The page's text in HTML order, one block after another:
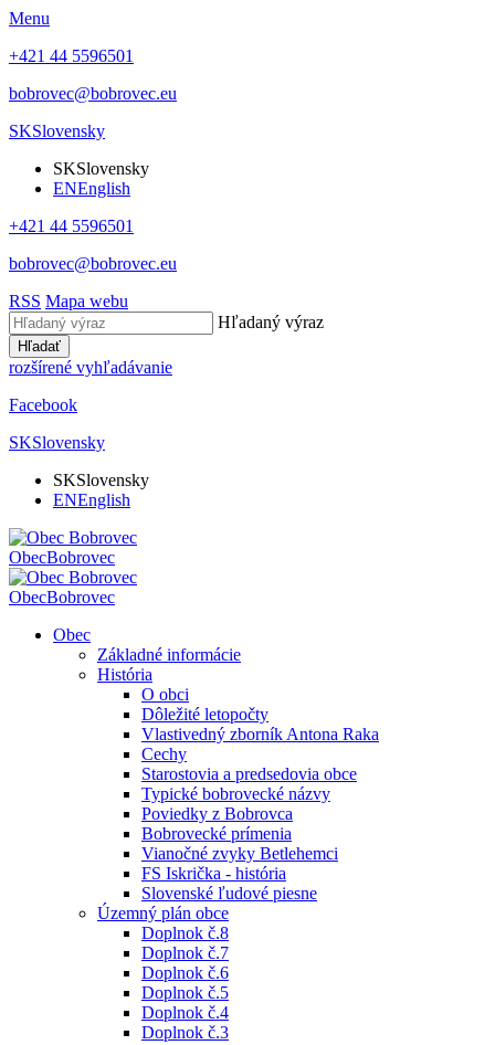
Menu
+421 44 5596501
bobrovec@bobrovec.eu
SKSlovensky
SKSlovensky
ENEnglish
+421 44 5596501
bobrovec@bobrovec.eu
RSS Mapa webu
Hľadaný výraz
Hľadať
rozšírené vyhľadávanie
Facebook
SKSlovensky
SKSlovensky
ENEnglish
ObecBobrovec
ObecBobrovec
Obec
Základné informácie
História
O obci
Dôležité letopočty
Vlastivedný zborník Antona Raka
Cechy
Starostovia a predsedovia obce
Typické bobrovecké názvy
Poviedky z Bobrovca
Bobrovecké prímenia
Vianočné zvyky Betlehemci
FS Iskrička - história
Slovenské ľudové piesne
Územný plán obce
Doplnok č.8
Doplnok č.7
Doplnok č.6
Doplnok č.5
Doplnok č.4
Doplnok č.3